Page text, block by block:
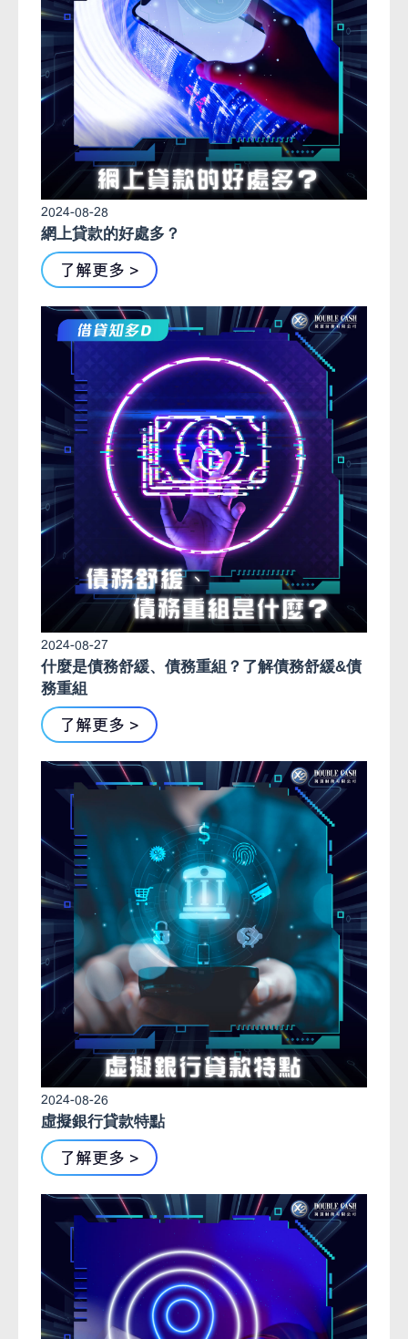
2024-08-28
網上貸款的好處多？
了解更多 >
2024-08-27
什麼是債務舒緩、債務重組？了解債務舒緩&債
務重組
了解更多 >
2024-08-26
虛擬銀行貸款特點
了解更多 >